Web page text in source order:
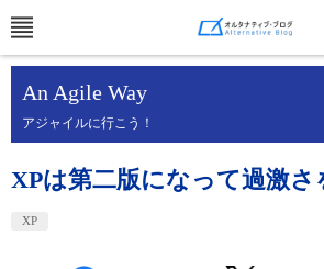
An Agile Way
アジャイルに行こう！
XPは第二版になって過激さ
XP